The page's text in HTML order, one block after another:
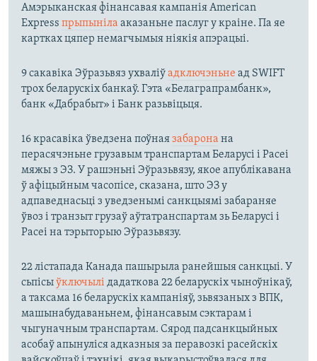
Амэрыканская фінансавая кампанія American
Express прыпыніла аказаньне паслуг у краіне. Па яе
картках цяпер немагчымыя ніякія апэрацыі.
9 сакавіка Эўразьвяз ухваліўадключэньне ад SWIFT
трох беларускіх банкаў. Гэта «Белаграпрамбанк»,
банк «Дабрабыт» і Банк разьвіцьця.
16 красавіка ўведзена поўнаязабарона на
перасячэньне грузавым транспартам Беларусі і Расеі
мяжы з ЭЗ. У рашэньні Эўразьвязу, якое апублікавана
ў афіцыйным часопісе, сказана, што ЭЗ у
адпаведнасьці з уведзенымі санкцыямі забараняе
ўвоз і транзыт грузаў аўтатранспартам зь Беларусі і
Расеі на тэрыторыю Эўразьвязу.
22 лістапада Канада пашырыла ранейшыя санкцыі. У
сьпісыўключылі дадаткова 22 беларускіх чыноўнікаў,
а таксама 16 беларускіх кампаніяў, зьвязаных з ВПК,
машынабудаваньнем, фінансавым сэктарам і
чыгуначным транспартам. Сярод падсанкцыйных
асобаў апынуліся адказныя за перавозкі расейскіх